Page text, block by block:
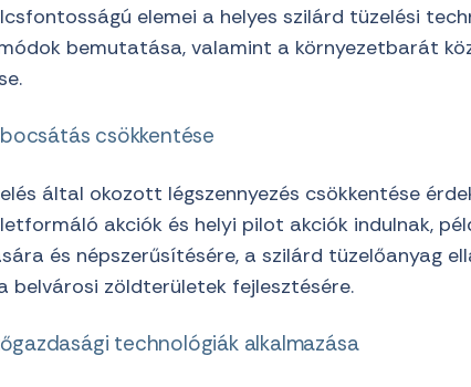
elemei a helyes szilárd tüzelési
bemutatása, valamint a környezetbarát
csökkentése
által okozott légszennyezés csökkentése
akciók és helyi pilot akciók indulnak,
és népszerűsítésére, a szilárd tüzelőanyag
belvárosi zöldterületek fejlesztésére.
technológiák alkalmazása